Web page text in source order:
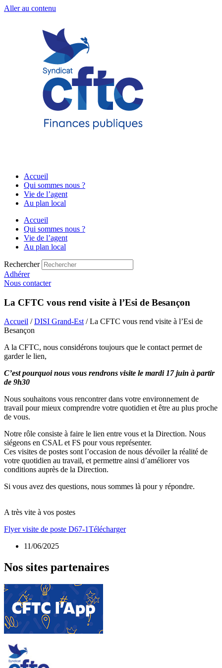
Aller au contenu
Accueil
Qui sommes nous ?
Vie de l’agent
Au plan local
Accueil
Qui sommes nous ?
Vie de l’agent
Au plan local
Rechercher
Adhérer
Nous contacter
La CFTC vous rend visite à l’Esi de Besançon
Accueil /DISI Grand-Est/ La CFTC vous rend visite à l’Esi de
Besançon
A la CFTC, nous considérons toujours que le contact permet de
garder le lien,
C’est pourquoi nous vous rendrons visite le mardi 17 juin à partir
de 9h30
Nous souhaitons vous rencontrer dans votre environnement de
travail pour mieux comprendre votre quotidien et être au plus proche
de vous.
Notre rôle consiste à faire le lien entre vous et la Direction. Nous
siégeons en CSAL et FS pour vous représenter.
Ces visites de postes sont l’occasion de nous dévoiler la réalité de
votre quotidien au travail, et permettre ainsi d’améliorer vos
conditions auprès de la Direction.
Si vous avez des questions, nous sommes là pour y répondre.
A très vite à vos postes
Flyer visite de poste D67-1Télécharger
11/06/2025
Nos sites partenaires